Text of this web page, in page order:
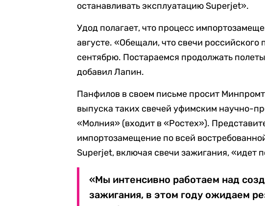
останавливать эксплуатацию Superjet».
Удод полагает, что процесс
августе. «Обещали, что свечи
сентябрю. Постараемся продолжать
добавил Лапин.
Панфилов в своем письме просит
выпуска таких свечей уфимским научно-
«Молния» (входит в «Ростех»).
импортозамещение по всей
Superjet, включая свечи зажигания, «идет
«Мы интенсивно работаем над
зажигания, в этом году ожидаем